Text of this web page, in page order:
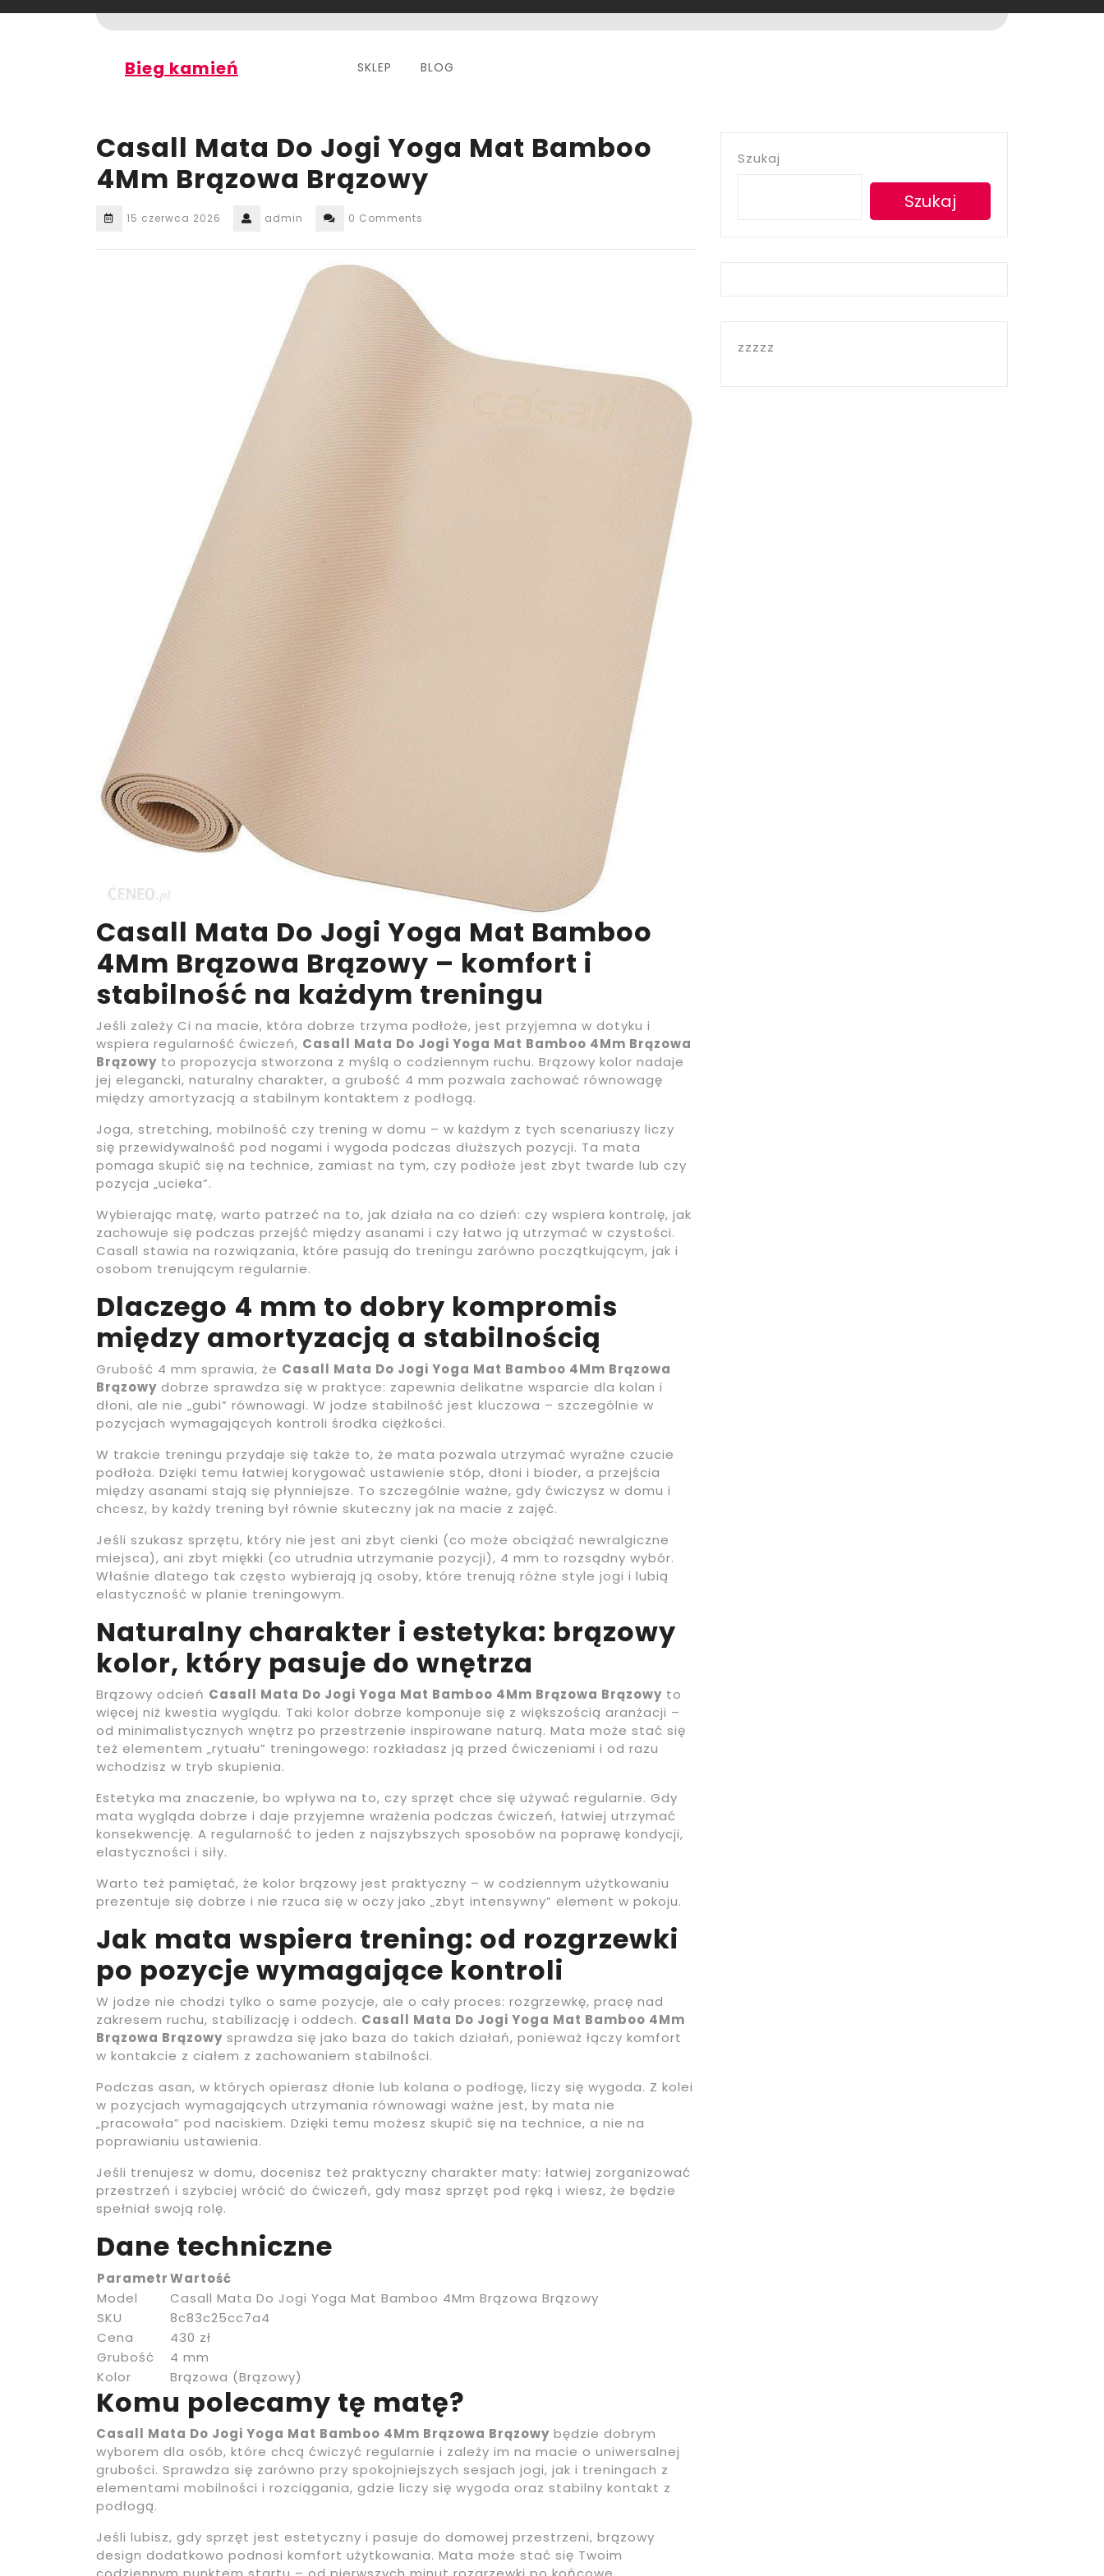
Bieg kamień SKLEP BLOG
Casall Mata Do Jogi Yoga Mat Bamboo
4Mm Brązowa Brązowy
15 czerwca 2026 admin 0 Comments
Casall Mata Do Jogi Yoga Mat Bamboo
4Mm Brązowa Brązowy – komfort i
stabilność na każdym treningu
Jeśli zależy Ci na macie, która dobrze trzyma podłoże, jest przyjemna w dotyku i
wspiera regularność ćwiczeń, Casall Mata Do Jogi Yoga Mat Bamboo 4Mm Brązowa
Brązowy to propozycja stworzona z myślą o codziennym ruchu. Brązowy kolor nadaje
jej elegancki, naturalny charakter, a grubość 4 mm pozwala zachować równowagę
między amortyzacją a stabilnym kontaktem z podłogą.
Joga, stretching, mobilność czy trening w domu – w każdym z tych scenariuszy liczy
się przewidywalność pod nogami i wygoda podczas dłuższych pozycji. Ta mata
pomaga skupić się na technice, zamiast na tym, czy podłoże jest zbyt twarde lub czy
pozycja „ucieka”.
Wybierając matę, warto patrzeć na to, jak działa na co dzień: czy wspiera kontrolę, jak
zachowuje się podczas przejść między asanami i czy łatwo ją utrzymać w czystości.
Casall stawia na rozwiązania, które pasują do treningu zarówno początkującym, jak i
osobom trenującym regularnie.
Dlaczego 4 mm to dobry kompromis
między amortyzacją a stabilnością
Grubość 4 mm sprawia, że Casall Mata Do Jogi Yoga Mat Bamboo 4Mm Brązowa
Brązowy dobrze sprawdza się w praktyce: zapewnia delikatne wsparcie dla kolan i
dłoni, ale nie „gubi” równowagi. W jodze stabilność jest kluczowa – szczególnie w
pozycjach wymagających kontroli środka ciężkości.
W trakcie treningu przydaje się także to, że mata pozwala utrzymać wyraźne czucie
podłoża. Dzięki temu łatwiej korygować ustawienie stóp, dłoni i bioder, a przejścia
między asanami stają się płynniejsze. To szczególnie ważne, gdy ćwiczysz w domu i
chcesz, by każdy trening był równie skuteczny jak na macie z zajęć.
Jeśli szukasz sprzętu, który nie jest ani zbyt cienki (co może obciążać newralgiczne
miejsca), ani zbyt miękki (co utrudnia utrzymanie pozycji), 4 mm to rozsądny wybór.
Właśnie dlatego tak często wybierają ją osoby, które trenują różne style jogi i lubią
elastyczność w planie treningowym.
Naturalny charakter i estetyka: brązowy
kolor, który pasuje do wnętrza
Brązowy odcień Casall Mata Do Jogi Yoga Mat Bamboo 4Mm Brązowa Brązowy to
więcej niż kwestia wyglądu. Taki kolor dobrze komponuje się z większością aranżacji –
od minimalistycznych wnętrz po przestrzenie inspirowane naturą. Mata może stać się
też elementem „rytuału” treningowego: rozkładasz ją przed ćwiczeniami i od razu
wchodzisz w tryb skupienia.
Estetyka ma znaczenie, bo wpływa na to, czy sprzęt chce się używać regularnie. Gdy
mata wygląda dobrze i daje przyjemne wrażenia podczas ćwiczeń, łatwiej utrzymać
konsekwencję. A regularność to jeden z najszybszych sposobów na poprawę kondycji,
elastyczności i siły.
Warto też pamiętać, że kolor brązowy jest praktyczny – w codziennym użytkowaniu
prezentuje się dobrze i nie rzuca się w oczy jako „zbyt intensywny” element w pokoju.
Jak mata wspiera trening: od rozgrzewki
po pozycje wymagające kontroli
W jodze nie chodzi tylko o same pozycje, ale o cały proces: rozgrzewkę, pracę nad
zakresem ruchu, stabilizację i oddech. Casall Mata Do Jogi Yoga Mat Bamboo 4Mm
Brązowa Brązowy sprawdza się jako baza do takich działań, ponieważ łączy komfort
w kontakcie z ciałem z zachowaniem stabilności.
Podczas asan, w których opierasz dłonie lub kolana o podłogę, liczy się wygoda. Z kolei
w pozycjach wymagających utrzymania równowagi ważne jest, by mata nie
„pracowała” pod naciskiem. Dzięki temu możesz skupić się na technice, a nie na
poprawianiu ustawienia.
Jeśli trenujesz w domu, docenisz też praktyczny charakter maty: łatwiej zorganizować
przestrzeń i szybciej wrócić do ćwiczeń, gdy masz sprzęt pod ręką i wiesz, że będzie
spełniał swoją rolę.
Dane techniczne
ParametrWartość
Model
Casall Mata Do Jogi Yoga Mat Bamboo 4Mm Brązowa Brązowy
SKU
8c83c25cc7a4
Cena
430 zł
Grubość
4 mm
Kolor
Brązowa (Brązowy)
Komu polecamy tę matę?
Casall Mata Do Jogi Yoga Mat Bamboo 4Mm Brązowa Brązowy będzie dobrym
wyborem dla osób, które chcą ćwiczyć regularnie i zależy im na macie o uniwersalnej
grubości. Sprawdza się zarówno przy spokojniejszych sesjach jogi, jak i treningach z
elementami mobilności i rozciągania, gdzie liczy się wygoda oraz stabilny kontakt z
podłogą.
Jeśli lubisz, gdy sprzęt jest estetyczny i pasuje do domowej przestrzeni, brązowy
design dodatkowo podnosi komfort użytkowania. Mata może stać się Twoim
Szukaj
Szukaj
zzzzz